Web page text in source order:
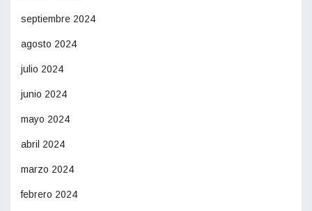
septiembre 2024
agosto 2024
julio 2024
junio 2024
mayo 2024
abril 2024
marzo 2024
febrero 2024